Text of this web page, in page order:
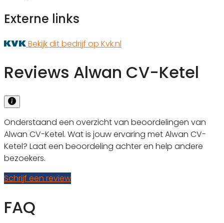
Externe links
Bekijk dit bedrijf op Kvk.nl
Reviews Alwan CV-Ketel
Onderstaand een overzicht van beoordelingen van
Alwan CV-Ketel. Wat is jouw ervaring met Alwan CV-
Ketel? Laat een beoordeling achter en help andere
bezoekers.
Schrijf een review
FAQ